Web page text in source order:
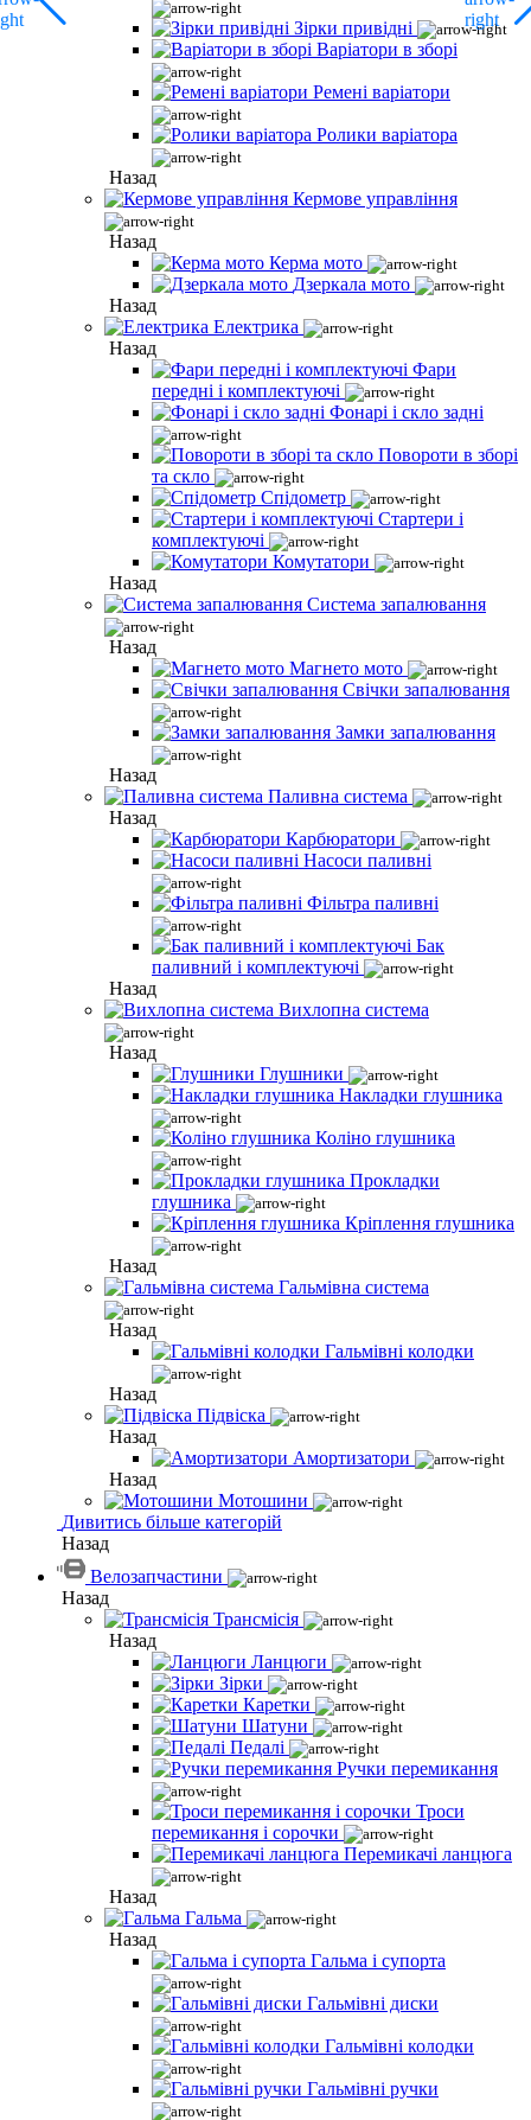
Зірки привідні
Варіатори в зборі
Ремені варіатори
Ролики варіатора
Назад
Кермове управління
Назад
Керма мото
Дзеркала мото
Назад
Електрика
Назад
Фари
передні і комплектуючі
Фонарі і скло задні
Повороти в зборі
та скло
Спідометр
Стартери і
комплектуючі
Комутатори
Назад
Система запалювання
Назад
Магнето мото
Свічки запалювання
Замки запалювання
Назад
Паливна система
Назад
Карбюратори
Насоси паливні
Фільтра паливні
Бак
паливний і комплектуючі
Назад
Вихлопна система
Назад
Глушники
Накладки глушника
Коліно глушника
Прокладки
глушника
Кріплення глушника
Назад
Гальмівна система
Назад
Гальмівні колодки
Назад
Підвіска
Назад
Амортизатори
Назад
Мотошини
Дивитись більше категорій
Назад
Велозапчастини
Назад
Трансмісія
Назад
Ланцюги
Зірки
Каретки
Шатуни
Педалі
Ручки перемикання
Троси
перемикання і сорочки
Перемикачі ланцюга
Назад
Гальма
Назад
Гальма і супорта
Гальмівні диски
Гальмівні колодки
Гальмівні ручки